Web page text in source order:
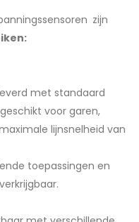
zijn
met standaard
voor garen,
lijnsnelheid van
toepassingen en